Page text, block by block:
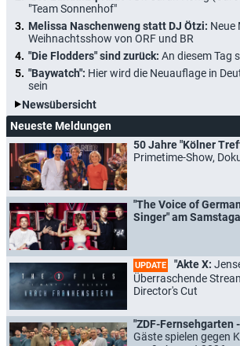
"Team Sonnenhof"
Melissa Naschenweng statt DJ Ötzi: Neue
Weihnachtsshow von ORF und BR
"Die Flodders" sind zurück: An diesem Tag
"Baywatch": Hier wird die Neuauflage in
sein
Newsübersicht
Neueste Meldungen
50 Jahre "Kölner
Primetime-Show,
"The Voice of
Singer" am
UPDATE "Akte X:
Überraschende
Director's Cut
"ZDF-Fernsehgarten
Gäste spielen gegen